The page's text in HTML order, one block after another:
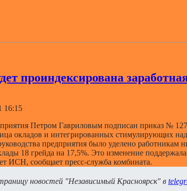
проиндексирована
16:15
Петром Гавриловым подписан приказ №
окладов и интегрированных стимулирующих
предприятия было уделено
18 грейда на 17,5%. Это изменение
ИСН, сообщает пресс-служба комбината.
новостей "Независимый Красноярск" в